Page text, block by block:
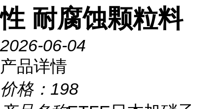
性 耐腐蚀颗粒料
2026-06-04
产品详情
价格： 198